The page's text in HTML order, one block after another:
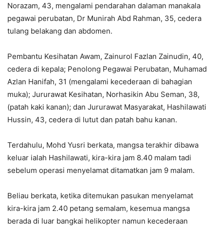
Norazam, 43, mengalami pendarahan dalaman manakala
pegawai perubatan, Dr Munirah Abd Rahman, 35, cedera
tulang belakang dan abdomen.
Pembantu Kesihatan Awam, Zainurol Fazlan Zainudin, 40,
cedera di kepala; Penolong Pegawai Perubatan, Muhamad
Azlan Hanifah, 31 (mengalami kecederaan di bahagian
muka); Jururawat Kesihatan, Norhasikin Abu Seman, 38,
(patah kaki kanan); dan Jururawat Masyarakat, Hashilawati
Hussin, 43, cedera di lutut dan patah bahu kanan.
Terdahulu, Mohd Yusri berkata, mangsa terakhir dibawa
keluar ialah Hashilawati, kira-kira jam 8.40 malam tadi
sebelum operasi menyelamat ditamatkan jam 9 malam.
Beliau berkata, ketika ditemukan pasukan menyelamat
kira-kira jam 2.40 petang semalam, kesemua mangsa
berada di luar bangkai helikopter namun kecederaan